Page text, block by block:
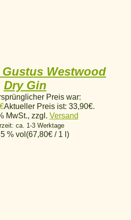
Westwood
Dry Gin
Preis war:
Aktueller Preis ist: 33,90€.
MwSt., zzgl. Versand
ca. 1-3 Werktage
% vol (67,80€ / 1 l)